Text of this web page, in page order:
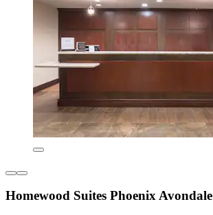
Homewood Suites Phoenix Avondale